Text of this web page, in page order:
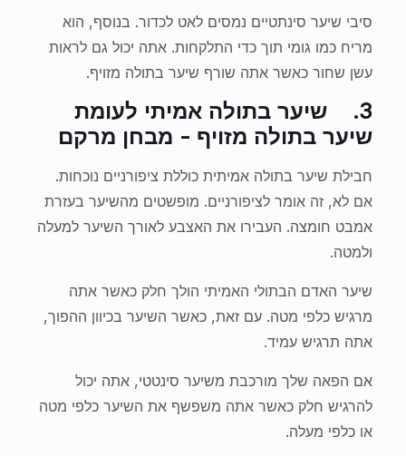
סיבי שיער סינתטיים נמסים לאט לכדור. בנוסף, הוא
מריח כמו גומי תוך כדי התלקחות. אתה יכול גם לראות
עשן שחור כאשר אתה שורף שיער בתולה מזויף.
3.
שיער בתולה אמיתי לעומת
שיער בתולה מזויף - מבחן מרקם
חבילת שיער בתולה אמיתית כוללת ציפורניים נוכחות.
אם לא, זה אומר לציפורניים. מופשטים מהשיער בעזרת
אמבט חומצה. העבירו את האצבע לאורך השיער למעלה
ולמטה.
שיער האדם הבתולי האמיתי הולך חלק כאשר אתה
מרגיש כלפי מטה. עם זאת, כאשר השיער בכיוון ההפוך,
אתה תרגיש עמיד.
אם הפאה שלך מורכבת משיער סינטטי, אתה יכול
להרגיש חלק כאשר אתה משפשף את השיער כלפי מטה
או כלפי מעלה.